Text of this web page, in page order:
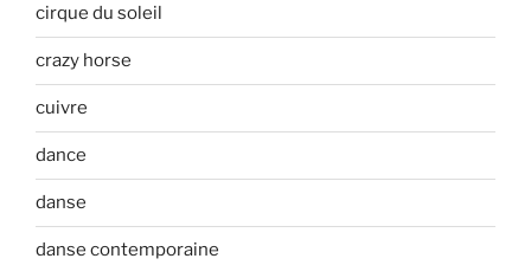
cirque du soleil
crazy horse
cuivre
dance
danse
danse contemporaine